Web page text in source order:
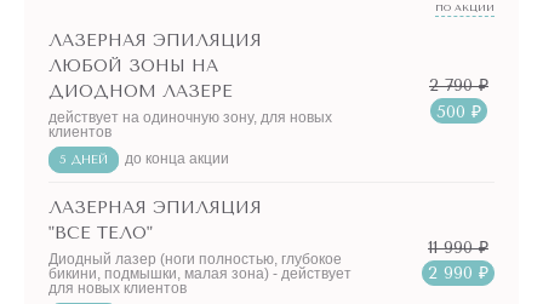
ПО АКЦИИ
ЛАЗЕРНАЯ ЭПИЛЯЦИЯ
ЛЮБОЙ ЗОНЫ НА
ДИОДНОМ ЛАЗЕРЕ
действует на одиночную зону, для новых
клиентов
5 ДНЕЙ до конца акции
2 790 ₽
500 ₽
ЛАЗЕРНАЯ ЭПИЛЯЦИЯ
"ВСЕ ТЕЛО"
Диодный лазер (ноги полностью, глубокое
бикини, подмышки, малая зона) - действует
для новых клиентов
11 990 ₽
2 990 ₽